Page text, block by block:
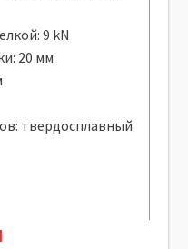
9 kN
20 мм
твердосплавный